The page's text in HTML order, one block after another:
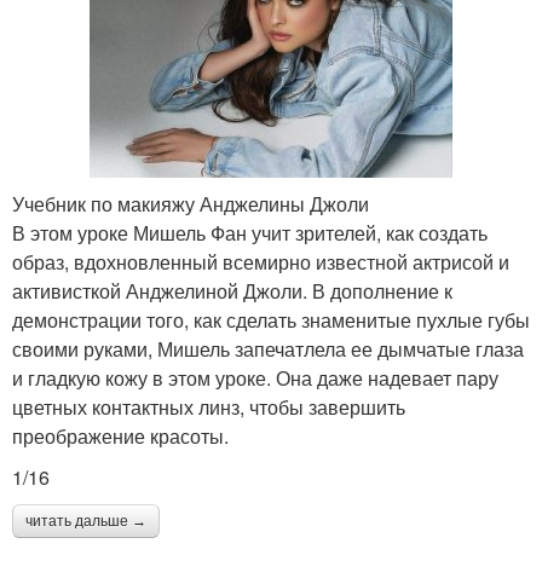
Учебник по макияжу Анджелины Джоли
В этом уроке Мишель Фан учит зрителей, как создать
образ, вдохновленный всемирно известной актрисой и
активисткой Анджелиной Джоли. В дополнение к
демонстрации того, как сделать знаменитые пухлые губы
своими руками, Мишель запечатлела ее дымчатые глаза
и гладкую кожу в этом уроке. Она даже надевает пару
цветных контактных линз, чтобы завершить
преображение красоты.
1/16
читать дальше →